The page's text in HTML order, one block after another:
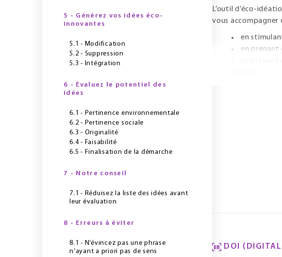
5 - Générez vos idées éco-
innovantes
5.1 - Modification
5.2 - Suppression
5.3 - Intégration
6 - Évaluez le potentiel des
idées
6.1 - Pertinence environnementale
6.2 - Pertinence sociale
6.3 - Originalité
6.4 - Faisabilité
6.5 - Finalisation de la démarche
7 - Notre conseil
7.1 - Réduisez la liste des idées avant
leur évaluation
8 - Erreurs à éviter
8.1 - N’évincez pas une phrase
n’ayant a priori pas de sens
L’outil d’éco-
vous accompagner
en
en prenant
DOI